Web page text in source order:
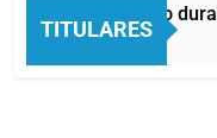
TITULARES
al Congreso